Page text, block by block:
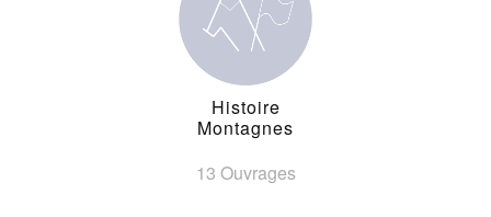
Histoire
Montagnes
13 Ouvrages